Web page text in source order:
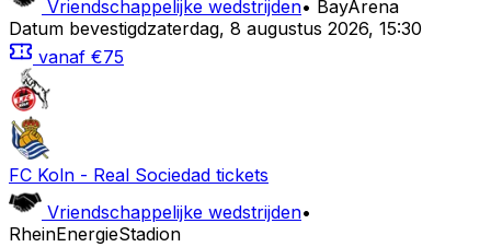
Vriendschappelijke wedstrijden• BayArena
Datum bevestigdzaterdag, 8 augustus 2026, 15:30
vanaf €75
FC Koln - Real Sociedad tickets
Vriendschappelijke wedstrijden•
RheinEnergieStadion